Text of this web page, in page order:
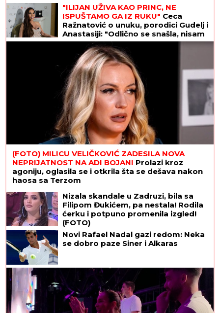
DOKTOR ČUBRILOkaže da je ovo UBEDLJIVO
NAJZDRAVIJA HRANA NA SVETU, a evo koju
namirnicu nikada NE JEDE: "I moja baba je to
znala, a možda vam zvuči suludo"
OŽENIO SE DEJAN KRALJ!
korak od MONAŠTVA, a onda se
desio SUDBONOSNI PREOKRET -
Branka je njegova PRAVA LJUBAV!
"VIDIMO VAŠE GAĆE", odbornica se
uključila preko ZUMA na sednicu, a
Sileuta pod tušem dodatno zapržila
čorbu